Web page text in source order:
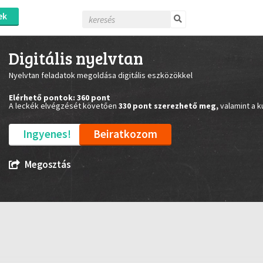
Digitális nyelvtan
Nyelvtan feladatok megoldása digitális eszközökkel
Elérhető pontok: 360 pont
A leckék elvégzését követően 330 pont szerezhető meg,valamint a
Ingyenes! Beiratkozom
Megosztás